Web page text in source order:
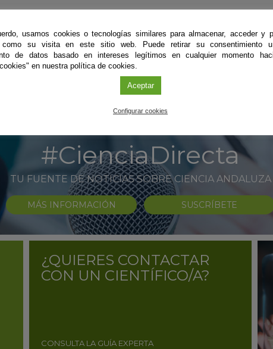
#CienciaDirecta
TU FUENTE DE NOTICIAS SOBRE CIENCIA ANDALUZA
MÁS INFORMACIÓN SUSCRÍBETE
¿QUIERES CONTACTAR
CON UN CIENTÍFICO/A?
CONSULTA LA GUÍA EXPERTA
usamos cookies o tecnologías similares para almacenar, acceder y
como su visita en este sitio web. Puede retirar su consentimiento
de datos basado en intereses legítimos en cualquier momento
en nuestra política de cookies.
Aceptar
Configurar cookies